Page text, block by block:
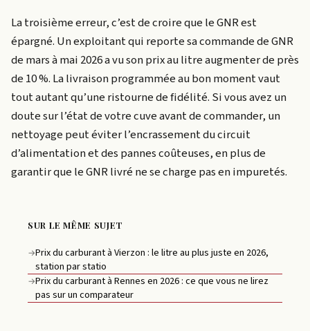
La troisième erreur, c’est de croire que le GNR est
épargné. Un exploitant qui reporte sa commande de GNR
de mars à mai 2026 a vu son prix au litre augmenter de près
de 10 %. La livraison programmée au bon moment vaut
tout autant qu’une ristourne de fidélité. Si vous avez un
doute sur l’état de votre cuve avant de commander, un
nettoyage peut éviter l’encrassement du circuit
d’alimentation et des pannes coûteuses, en plus de
garantir que le GNR livré ne se charge pas en impuretés.
SUR LE MÊME SUJET
→Prix du carburant à Vierzon : le litre au plus juste en 2026,
station par statio
→Prix du carburant à Rennes en 2026 : ce que vous ne lirez
pas sur un comparateur